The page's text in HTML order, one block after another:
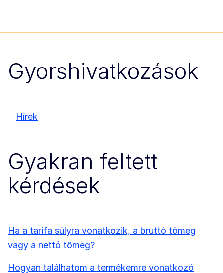
Gyorshivatkozások
Hírek
Gyakran feltett
kérdések
Ha a tarifa súlyra vonatkozik, a bruttó tömeg
vagy a nettó tömeg?
Hogyan találhatom a termékemre vonatkozó